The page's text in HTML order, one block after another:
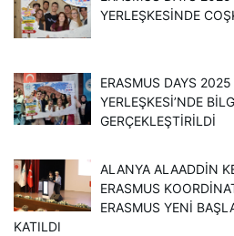
YERLEŞKESINDE
ERASMUS DAYS 2025
YERLEŞKESI’NDE
GERÇEKLEŞTIRILDI
ALANYA ALAADDIN
ERASMUS
ERASMUS YENI
KATILDI